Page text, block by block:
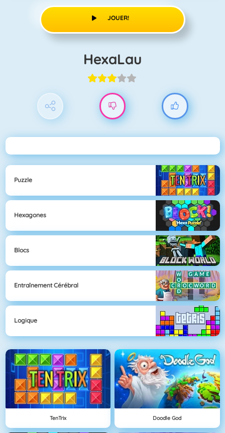
JOUER!
HexaLau
Puzzle
Hexagones
Blocs
Entraînement Cérébral
Logique
TenTrix Doodle God